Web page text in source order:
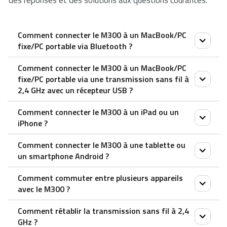
Comment connecter le M300 à un MacBook/PC
fixe/PC portable via Bluetooth ?
Associez votre premier appareil :
1. Allumez la souris.
2. Maintenez la pression sur le bouton Bluetooth
pendant au moins 3 secondes pour effectuer le
jumelage. Le voyant d’état clignote lentement en
rouge. La souris est détectable pendant 2 minutes.
3. Rechercher la souris Rapoo et cliquer sur
Connecter. Lorsque la souris et votre appareil sont
appariés, le voyant s’éteint.
Jumelez votre deuxième appareil :
Comment connecter le M300 à un MacBook/PC
fixe/PC portable via une transmission sans fil à
2,4 GHz avec un récepteur USB ?
1. Retirez le récepteur de la souris
2. Placez le récepteur dans le port USB d’un PC ou
d’un ordinateur portable.
Comment connecter le M300 à un iPad ou un
iPhone ?
1. Allumez la souris.
2. Appuyez sur le bouton du dispositif pour
sélectionner un canal.
– Le voyant d’état clignote rapidement.
3. Appuyez sur le bouton Bluetooth pendant 3
secondes.
Comment connecter le M300 à une tablette ou
un smartphone Android ?
1. Allumez la souris.
2. Appuyez sur le bouton du dispositif pour
sélectionner un canal.
Comment commuter entre plusieurs appareils
avec le M300 ?
1. Allumez votre souris.
Comment rétablir la transmission sans fil à 2,4
GHz ?